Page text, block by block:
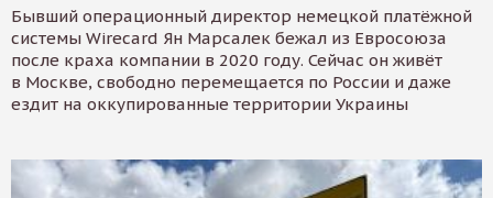
Бывший операционный директор немецкой платёжной
системы Wirecard Ян Марсалек бежал из Евросоюза
после краха компании в 2020 году. Сейчас он живёт
в Москве, свободно перемещается по России и даже
ездит на оккупированные территории Украины